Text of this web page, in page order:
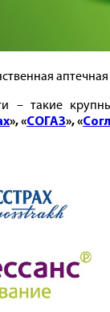
– такие
», «СОГАЗ», «